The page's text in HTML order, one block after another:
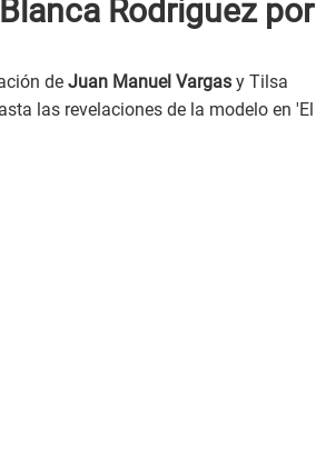
Rodriguez por
de Juan Manuel Vargas y Tilsa
las revelaciones de la modelo en 'El